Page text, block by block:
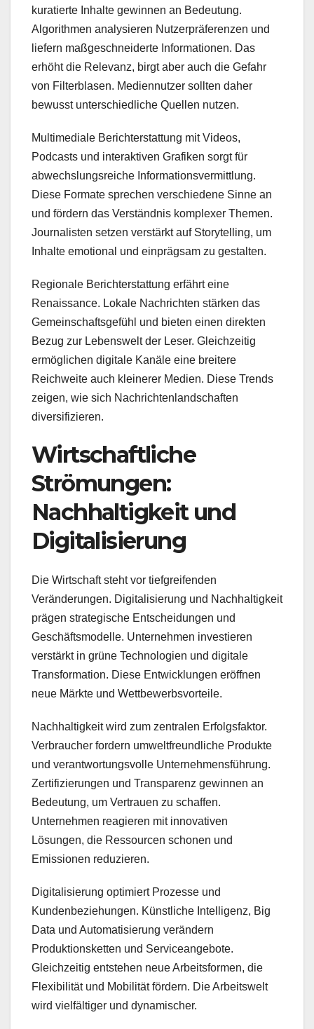
kuratierte Inhalte gewinnen an Bedeutung.
Algorithmen analysieren Nutzerpräferenzen und
liefern maßgeschneiderte Informationen. Das
erhöht die Relevanz, birgt aber auch die Gefahr
von Filterblasen. Mediennutzer sollten daher
bewusst unterschiedliche Quellen nutzen.
Multimediale Berichterstattung mit Videos,
Podcasts und interaktiven Grafiken sorgt für
abwechslungsreiche Informationsvermittlung.
Diese Formate sprechen verschiedene Sinne an
und fördern das Verständnis komplexer Themen.
Journalisten setzen verstärkt auf Storytelling, um
Inhalte emotional und einprägsam zu gestalten.
Regionale Berichterstattung erfährt eine
Renaissance. Lokale Nachrichten stärken das
Gemeinschaftsgefühl und bieten einen direkten
Bezug zur Lebenswelt der Leser. Gleichzeitig
ermöglichen digitale Kanäle eine breitere
Reichweite auch kleinerer Medien. Diese Trends
zeigen, wie sich Nachrichtenlandschaften
diversifizieren.
Wirtschaftliche
Strömungen:
Nachhaltigkeit und
Digitalisierung
Die Wirtschaft steht vor tiefgreifenden
Veränderungen. Digitalisierung und Nachhaltigkeit
prägen strategische Entscheidungen und
Geschäftsmodelle. Unternehmen investieren
verstärkt in grüne Technologien und digitale
Transformation. Diese Entwicklungen eröffnen
neue Märkte und Wettbewerbsvorteile.
Nachhaltigkeit wird zum zentralen Erfolgsfaktor.
Verbraucher fordern umweltfreundliche Produkte
und verantwortungsvolle Unternehmensführung.
Zertifizierungen und Transparenz gewinnen an
Bedeutung, um Vertrauen zu schaffen.
Unternehmen reagieren mit innovativen
Lösungen, die Ressourcen schonen und
Emissionen reduzieren.
Digitalisierung optimiert Prozesse und
Kundenbeziehungen. Künstliche Intelligenz, Big
Data und Automatisierung verändern
Produktionsketten und Serviceangebote.
Gleichzeitig entstehen neue Arbeitsformen, die
Flexibilität und Mobilität fördern. Die Arbeitswelt
wird vielfältiger und dynamischer.